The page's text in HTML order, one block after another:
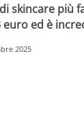
skincare più
ed è
2025